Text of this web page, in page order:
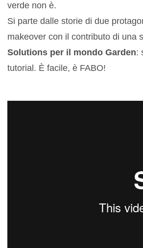
verde non è.
Si parte dalle storie di due
makeover con il contributo di una
Solutions per il mondo Garden:
tutorial. È facile, è FABO!